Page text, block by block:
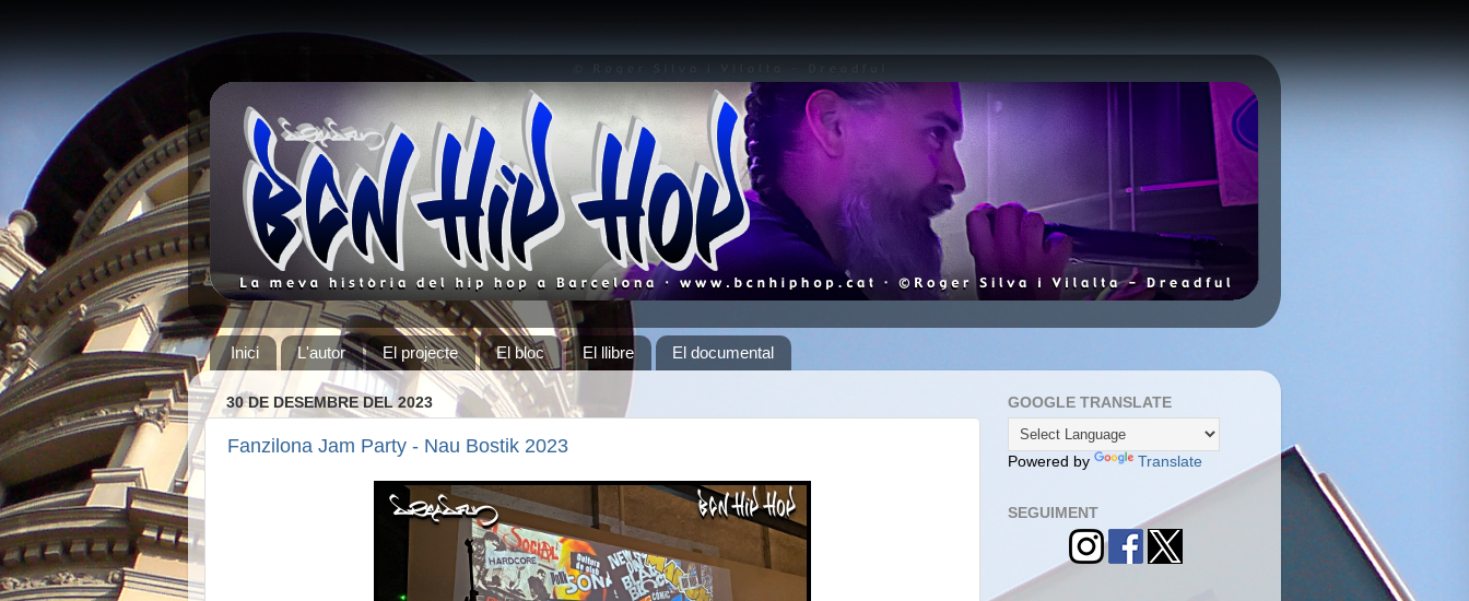
Inici L'autor El projecte El bloc El llibre El documental
30 DE DESEMBRE DEL 2023
Fanzilona Jam Party - Nau Bostik 2023
GOOGLE TRANSLATE
Powered by Translate
SEGUIMENT